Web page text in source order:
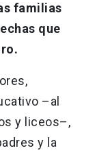
familias
que
–al
y liceos–,
y la